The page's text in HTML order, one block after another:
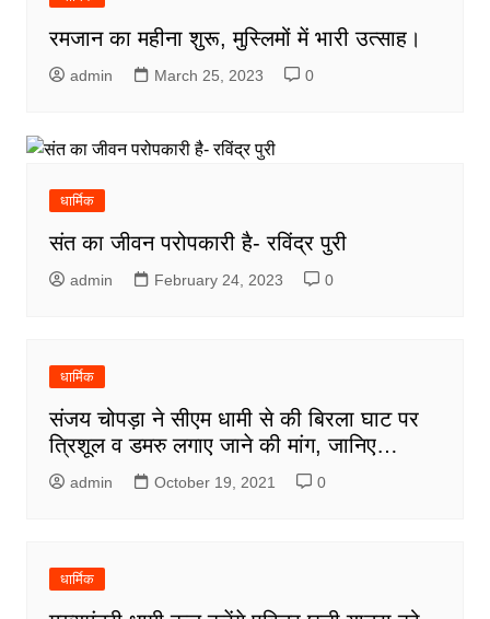
रमजान का महीना शुरू, मुस्लिमों में भारी उत्साह।
admin March 25, 2023 0
धार्मिक
संत का जीवन परोपकारी है- रविंद्र पुरी
admin February 24, 2023 0
धार्मिक
संजय चोपड़ा ने सीएम धामी से की बिरला घाट पर
त्रिशूल व डमरु लगाए जाने की मांग, जानिए…
admin October 19, 2021 0
धार्मिक